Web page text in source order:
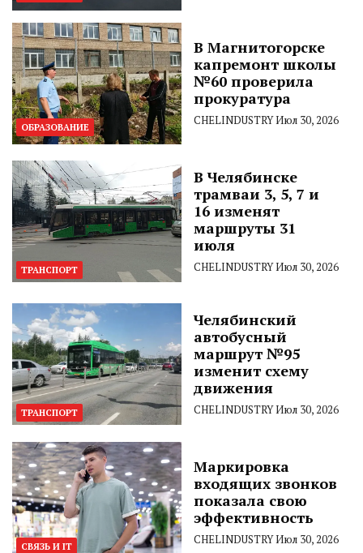
ОБРАЗОВАНИЕ
В Магнитогорске
капремонт школы
№60 проверила
прокуратура
CHELINDUSTRYИюл 30, 2026
ТРАНСПОРТ
В Челябинске
трамваи 3, 5, 7 и
16 изменят
маршруты 31
июля
CHELINDUSTRYИюл 30, 2026
ТРАНСПОРТ
Челябинский
автобусный
маршрут №95
изменит схему
движения
CHELINDUSTRYИюл 30, 2026
СВЯЗЬ И IT
Маркировка
входящих звонков
показала свою
эффективность
CHELINDUSTRYИюл 30, 2026